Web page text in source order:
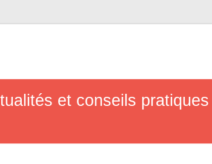
et conseils